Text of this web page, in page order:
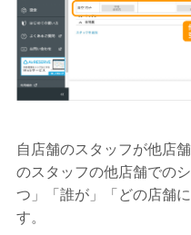
自店舗のスタッフが他店
のスタッフの他店舗での
つ」「誰が」「どの店舗
す。